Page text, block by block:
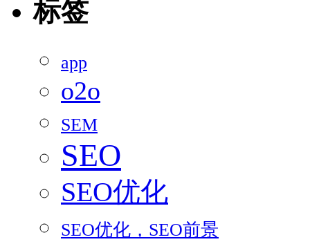
标签
app
o2o
SEM
SEO
SEO优化
SEO优化，SEO前景